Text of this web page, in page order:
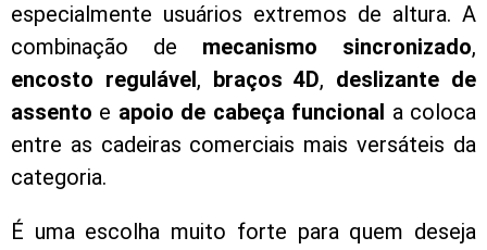
especialmente usuários extremos de altura. A
combinação de mecanismo sincronizado,
encosto regulável, braços 4D, deslizante de
assento e apoio de cabeça funcional a coloca
entre as cadeiras comerciais mais versáteis da
categoria.
É uma escolha muito forte para quem deseja